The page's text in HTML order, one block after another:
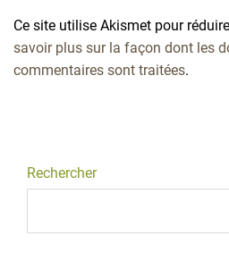
Ce site utilise Akismet pour
savoir plus sur la façon dont les
commentaires sont traitées.
Rechercher